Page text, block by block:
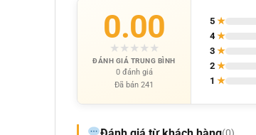
0.00
★ ★ ★ ★ ★
ĐÁNH GIÁ TRUNG BÌNH
0 đánh giá
Đã bán 241
5 ★
4★
3 ★
2 ★
1 ★